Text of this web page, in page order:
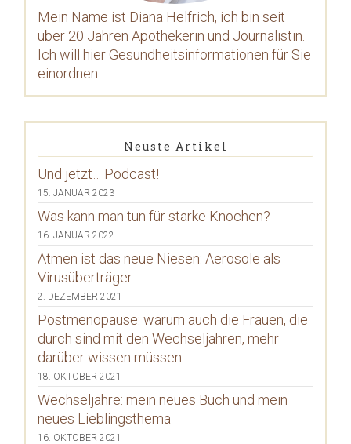
Mein Name ist Diana Helfrich, ich bin seit
über 20 Jahren Apothekerin und Journalistin.
Ich will hier Gesundheitsinformationen für Sie
einordnen...
Neuste Artikel
Und jetzt… Podcast!
15. JANUAR 2023
Was kann man tun für starke Knochen?
16. JANUAR 2022
Atmen ist das neue Niesen: Aerosole als
Virusüberträger
2. DEZEMBER 2021
Postmenopause: warum auch die Frauen, die
durch sind mit den Wechseljahren, mehr
darüber wissen müssen
18. OKTOBER 2021
Wechseljahre: mein neues Buch und mein
neues Lieblingsthema
16. OKTOBER 2021